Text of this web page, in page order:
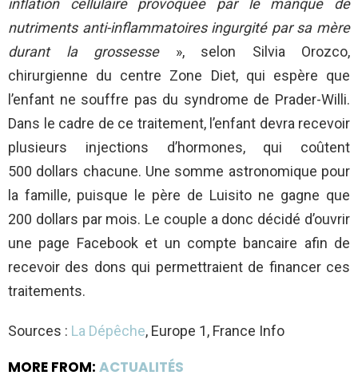
inflation cellulaire provoquée par le manque de
nutriments anti-inflammatoires ingurgité par sa mère
durant la grossesse», selon Silvia Orozco,
chirurgienne du centre Zone Diet, qui espère que
l’enfant ne souffre pas du syndrome de Prader-Willi.
Dans le cadre de ce traitement, l’enfant devra recevoir
plusieurs injections d’hormones, qui coûtent
500 dollars chacune. Une somme astronomique pour
la famille, puisque le père de Luisito ne gagne que
200 dollars par mois. Le couple a donc décidé d’ouvrir
une page Facebook et un compte bancaire afin de
recevoir des dons qui permettraient de financer ces
traitements.
Sources : La Dépêche, Europe 1, France Info
MORE FROM: ACTUALITÉS